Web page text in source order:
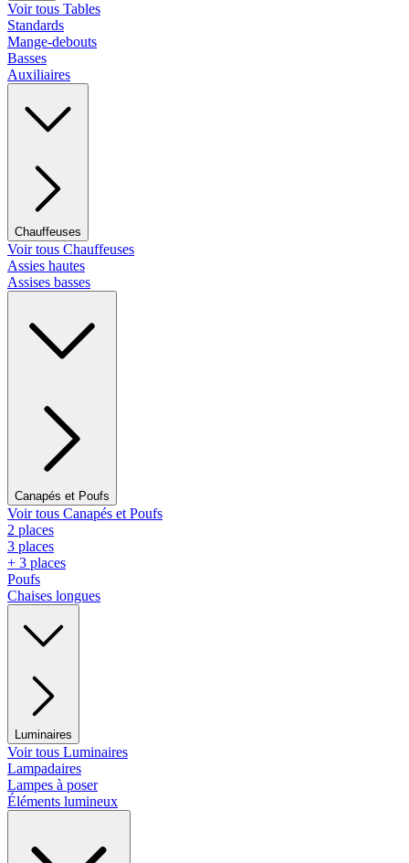
Voir tous Tables
Standards
Mange-debouts
Basses
Auxiliaires
Chauffeuses
Voir tous Chauffeuses
Assies hautes
Assises basses
Canapés et Poufs
Voir tous Canapés et Poufs
2 places
3 places
+ 3 places
Poufs
Chaises longues
Luminaires
Voir tous Luminaires
Lampadaires
Lampes à poser
Éléments lumineux